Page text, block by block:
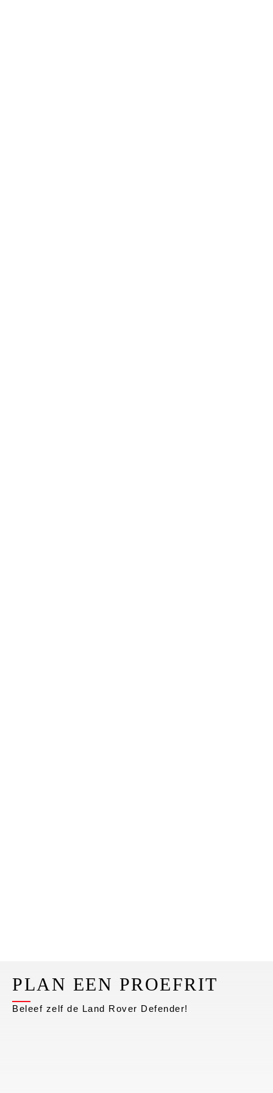
PLAN EEN PROEFRIT
Beleef zelf de Land Rover Defender!